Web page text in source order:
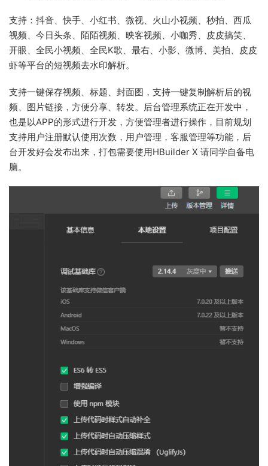
支持：抖音、快手、小红书、微视、火山小视频、秒拍、西瓜
视频、今日头条、陌陌视频、映客视频、小咖秀、皮皮搞笑、
开眼、全民小视频、全民K歌、最右、小影、微博、美拍、皮皮
虾等平台的短视频去水印解析。
支持一键保存视频、标题、封面图，支持一键复制解析后的视
频、图片链接，方便分享、转发。后台管理系统正在开发中，
也是以APP的形式进行开发，方便管理者进行操作，目前规划
支持用户注册默认使用次数，用户管理，客服管理等功能，后
台开发好会发布出来，打包需要使用HBuilder X 请同学自备电
脑。